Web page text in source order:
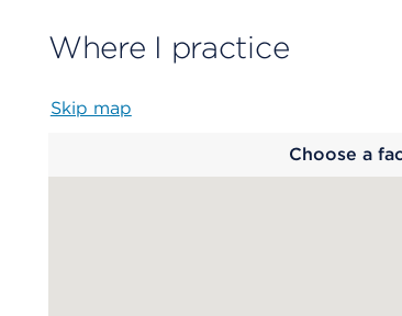
Where I practice
Skip map
Choose a